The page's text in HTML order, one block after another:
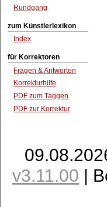
Rundgang
zum Künstlerlexikon
Index
für Korrektoren
Fragen & Antworten
Korrekturhilfe
PDF zum Taggen
PDF zur Korrektur
v3.11.00 |